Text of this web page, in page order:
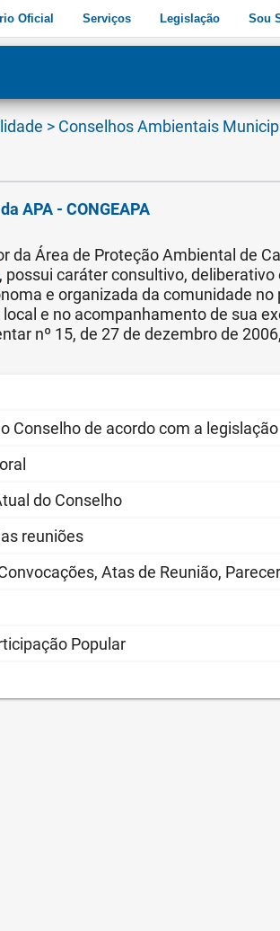
Oficial Serviços Legislação Sou
> Conselhos Ambientais
APA - CONGEAPA
da Área de Proteção Ambiental de
, possui caráter consultivo,
e organizada da comunidade
e no acompanhamento de sua
nº 15, de 27 de dezembro de
Conselho de acordo com a legislação
do Conselho
reuniões
Atas de Reunião,
Popular